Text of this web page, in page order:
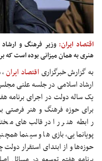
اقتصاد ایران: وزیر فرهنگ و
هنری به همان میزانی بوده است که
به گزارش خبرگزاریاقتصاد ایران،
ارشاد اسلامی در جلسه علنی
یک ساله دولت در اجرای برنامه
برای حوزه فرهنگ و هنر فرصتی
رابطه هنر را در قالب‌های
پویانمایی، بازی‌ها و سینما
حوزه‌ها و از ابتدای استقرار